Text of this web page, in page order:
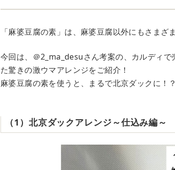
「麻婆豆腐の素」は、麻婆豆腐以外にもさま
今回は、＠2_ma_desuさん考案の、カルディ
た驚きの激ウマアレンジをご紹介！
麻婆豆腐の素を使うと、まるで北京ダックに！？
（1）北京ダックアレンジ～仕込み編～